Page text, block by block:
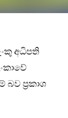
අධිපති
ප්‍රකාශ